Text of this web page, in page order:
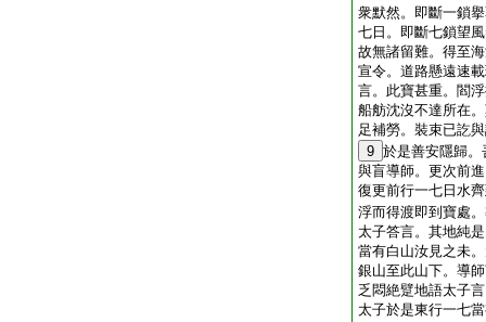
衆默然。即斷一鎖
七日。即斷七鎖望
故無諸留難。得至
宣令。道路懸遠速
言。此寶甚重。閻
船舫沈沒不達所在
足補勞。裝束已訖
9 於是善安隱歸
與盲導師。更次前
復更前行一七日水
浮而得渡即到寶處
太子答言。其地純
當有白山汝見之未
銀山至此山下。導
乏悶絶躄地語太子
太子於是東行一七